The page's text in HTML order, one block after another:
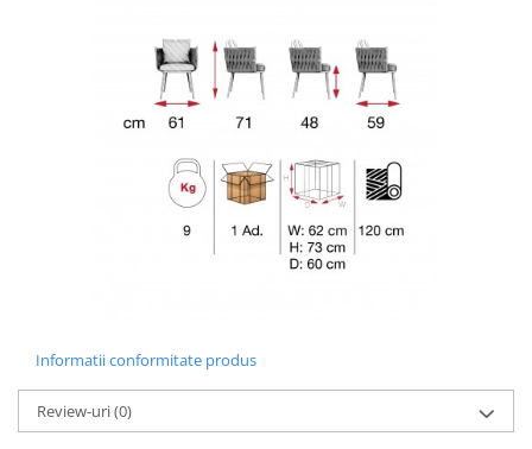
Informatii conformitate produs
Review-uri(0)